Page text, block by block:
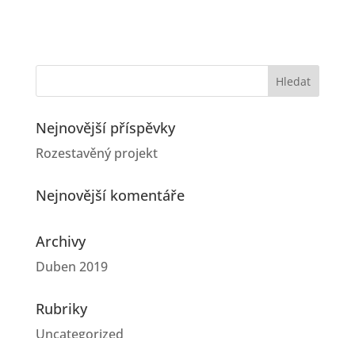
Nejnovější příspěvky
Rozestavěný projekt
Nejnovější komentáře
Archivy
Duben 2019
Rubriky
Uncategorized